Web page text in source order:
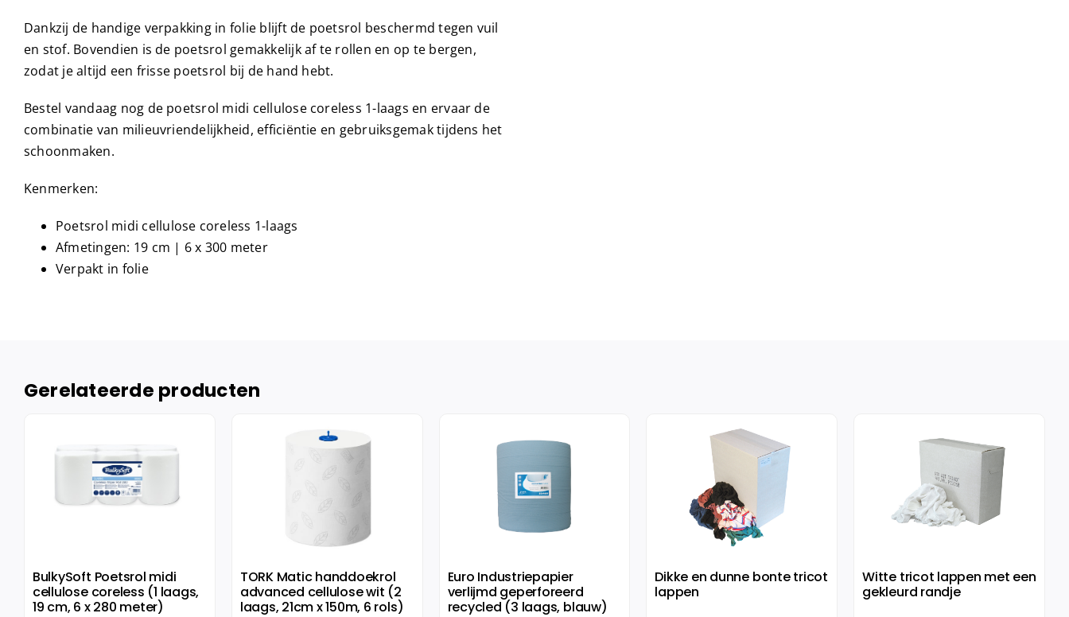
Dankzij de handige verpakking in folie blijft de poetsrol beschermd tegen vuil
en stof. Bovendien is de poetsrol gemakkelijk af te rollen en op te bergen,
zodat je altijd een frisse poetsrol bij de hand hebt.
Bestel vandaag nog de poetsrol midi cellulose coreless 1-laags en ervaar de
combinatie van milieuvriendelijkheid, efficiëntie en gebruiksgemak tijdens het
schoonmaken.
Kenmerken:
Poetsrol midi cellulose coreless 1-laags
Afmetingen: 19 cm | 6 x 300 meter
Verpakt in folie
Gerelateerde producten
BulkySoft Poetsrol midi
cellulose coreless (1 laags,
19 cm, 6 x 280 meter)
TORK Matic handdoekrol
advanced cellulose wit (2
laags, 21cm x 150m, 6 rols)
Euro Industriepapier
verlijmd geperforeerd
recycled (3 laags, blauw)
Dikke en dunne bonte tricot
lappen
Witte tricot lappen met een
gekleurd randje